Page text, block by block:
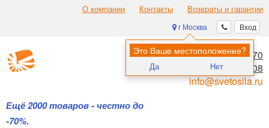
О компании Контакты Возвраты и гарантии
Вход
г Москва
Это Ваше местоположение?
Да Нет
Ещё 2000 товаров - честно до
-70%.
8 (495) 970-00-70
8 (800) 700-11-08
info@svetosila.ru